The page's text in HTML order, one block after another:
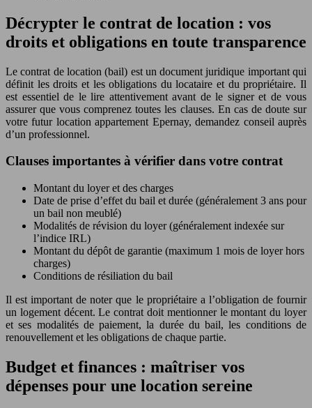
Décrypter le contrat de location : vos
droits et obligations en toute transparence
Le contrat de location (bail) est un document juridique important qui
définit les droits et les obligations du locataire et du propriétaire. Il
est essentiel de le lire attentivement avant de le signer et de vous
assurer que vous comprenez toutes les clauses. En cas de doute sur
votre futur location appartement Epernay, demandez conseil auprès
d’un professionnel.
Clauses importantes à vérifier dans votre contrat
Montant du loyer et des charges
Date de prise d’effet du bail et durée (généralement 3 ans pour
un bail non meublé)
Modalités de révision du loyer (généralement indexée sur
l’indice IRL)
Montant du dépôt de garantie (maximum 1 mois de loyer hors
charges)
Conditions de résiliation du bail
Il est important de noter que le propriétaire a l’obligation de fournir
un logement décent. Le contrat doit mentionner le montant du loyer
et ses modalités de paiement, la durée du bail, les conditions de
renouvellement et les obligations de chaque partie.
Budget et finances : maîtriser vos
dépenses pour une location sereine